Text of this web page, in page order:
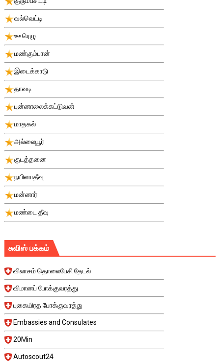
வல்வெட்டி
ஊரெழு
மண்கும்பான்
இடைக்காடு
தாவடி
புன்னாலைக்கட்டுவன்
மாதகல்
அல்லையூர்
குடத்தனை
நயினாதீவு
மன்னார்
மண்டை தீவு
சுவிஸ் பக்கம்
விலாசம் தொலைபேசி தேடல்
விமானப் போக்குவரத்து
புகையிரத போக்குவரத்து
Embassies and Consulates
20Min
Autoscout24